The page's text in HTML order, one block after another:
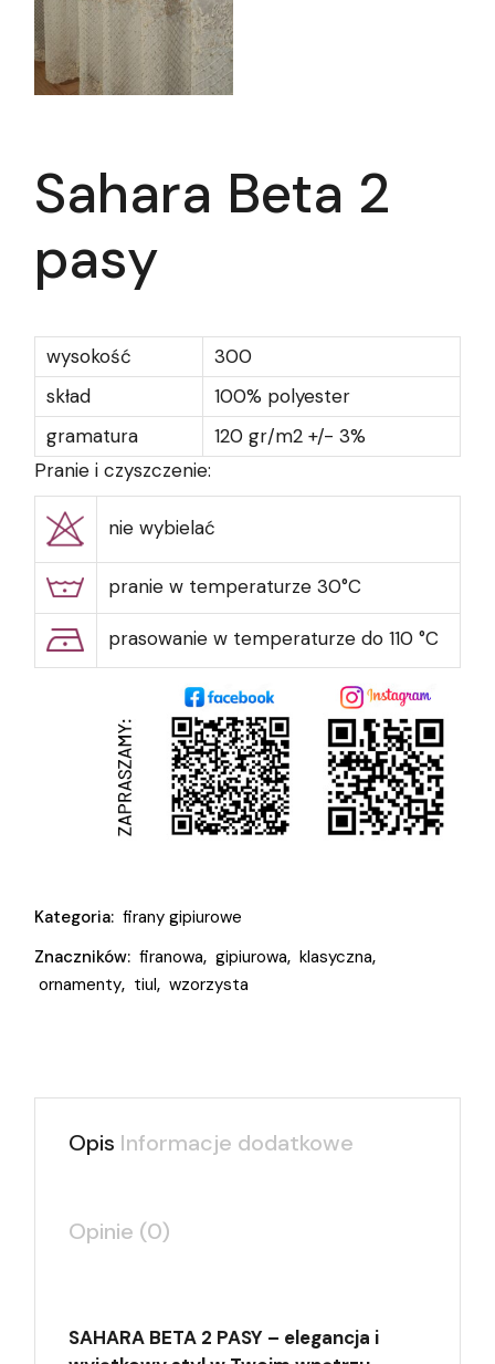
Sahara Beta 2
pasy
wysokość
300
skład
100% polyester
gramatura
120 gr/m2 +/- 3%
Pranie i czyszczenie:
nie wybielać
pranie w temperaturze 30°C
prasowanie w temperaturze do 110 °C
Kategoria: firany gipiurowe
Znaczników: firanowa, gipiurowa, klasyczna,
ornamenty, tiul, wzorzysta
Opis Informacje dodatkowe
Opinie (0)
SAHARA BETA 2 PASY – elegancja i